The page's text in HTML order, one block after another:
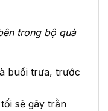
trong bộ quà
buổi trưa, trước
sẽ gây trằn